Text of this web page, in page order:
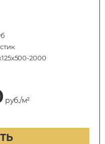
2000
руб./м²